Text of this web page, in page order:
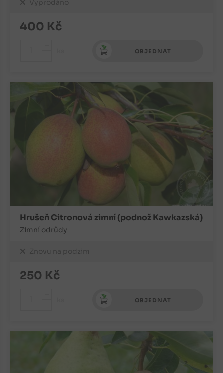
Vyprodáno
400 Kč
OBJEDNAT
Hrušeň Citronová zimní (podnož Kawkazská)
Zimní odrůdy
Znovu na podzim
250 Kč
OBJEDNAT